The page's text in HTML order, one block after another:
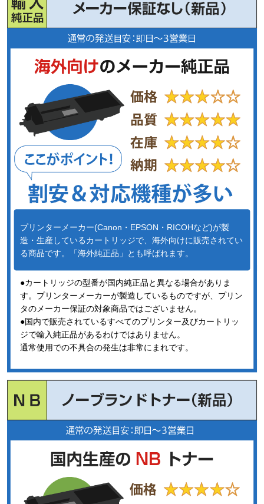
プリンターメーカー(Canon・EPSON・RICOHなど)が製
造・生産しているカートリッジで、海外向けに販売されてい
る商品です。「海外純正品」とも呼ばれます。
●カートリッジの型番が国内純正品と異なる場合がありま
す。プリンターメーカーが製造しているものですが、プリン
タのメーカー保証の対象商品ではございません。
●国内で販売されているすべてのプリンター及びカートリッ
ジで輸入純正品があるわけではありません。
通常使用での不具合の発生は非常にまれです。